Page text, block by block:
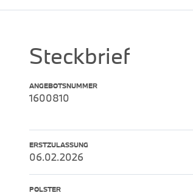
Steckbrief
ANGEBOTSNUMMER
1600810
ERSTZULASSUNG
06.02.2026
POLSTER